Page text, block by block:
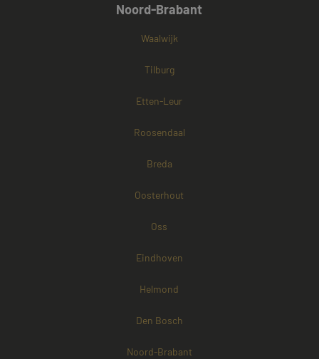
Noord-Brabant
Waalwijk
Tilburg
Etten-Leur
Roosendaal
Breda
Oosterhout
Oss
Eindhoven
Helmond
Den Bosch
Noord-Brabant